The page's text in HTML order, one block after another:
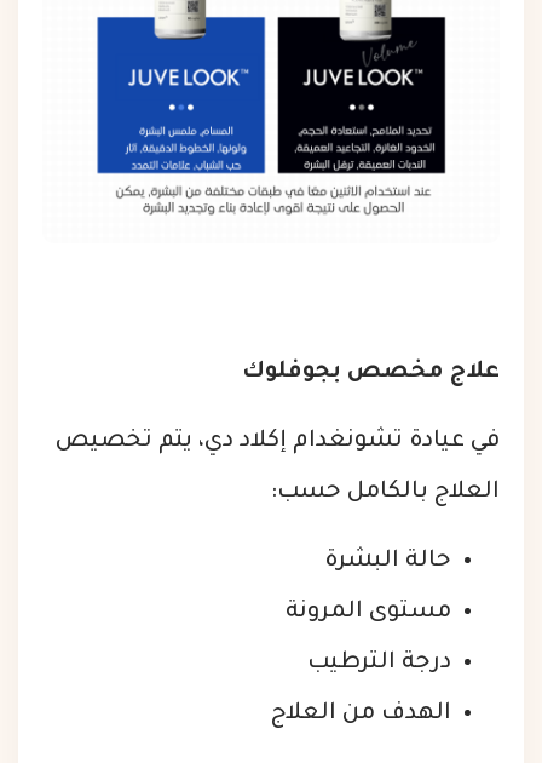
علاج مخصص بجوفلوك
في عيادة تشونغدام إكلاد دي، يتم تخصيص
العلاج بالكامل حسب:
حالة البشرة
مستوى المرونة
درجة الترطيب
الهدف من العلاج